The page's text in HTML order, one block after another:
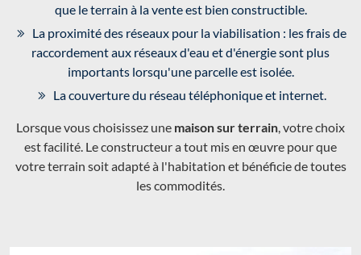
que le terrain à la vente est bien constructible.
La proximité des réseaux pour la viabilisation : les frais de
raccordement aux réseaux d'eau et d'énergie sont plus
importants lorsqu'une parcelle est isolée.
La couverture du réseau téléphonique et internet.
Lorsque vous choisissez une maison sur terrain , votre choix
est facilité. Le constructeur a tout mis en œuvre pour que
votre terrain soit adapté à l'habitation et bénéficie de toutes
les commodités.